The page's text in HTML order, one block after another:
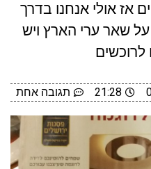
אז אולי אנחנו בדרך
שאר ערי הארץ ויש
21:28 תגובה אחת